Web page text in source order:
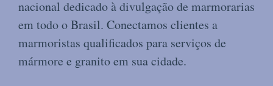
nacional dedicado à divulgação de marmorarias
em todo o Brasil. Conectamos clientes a
marmoristas qualificados para serviços de
mármore e granito em sua cidade.